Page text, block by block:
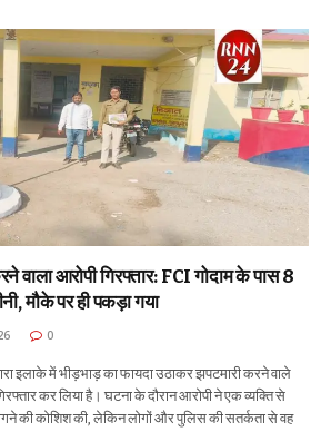
वाला आरोपी गिरफ्तार: FCI गोदाम के पास 8
मौके पर ही पकड़ा गया
0
इलाके में भीड़भाड़ का फायदा उठाकर झपटमारी करने वाले
कर लिया है। घटना के दौरान आरोपी ने एक व्यक्ति से
की कोशिश की, लेकिन लोगों और पुलिस की सतर्कता से वह